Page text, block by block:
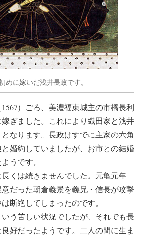
めに嫁いだ浅井長政です。
）ごろ、美濃福束城主の市橋長利
嫁ぎました。これにより織田家と浅井
なります。長政はすでに主家の六角
婚約していましたが、お市との結婚
うです。
くは続きませんでした。元亀元年
意だった朝倉義景を義兄・信長が攻撃
断絶してしまったのです。
う苦しい状況でしたが、それでも長
好だったようです。二人の間に生ま